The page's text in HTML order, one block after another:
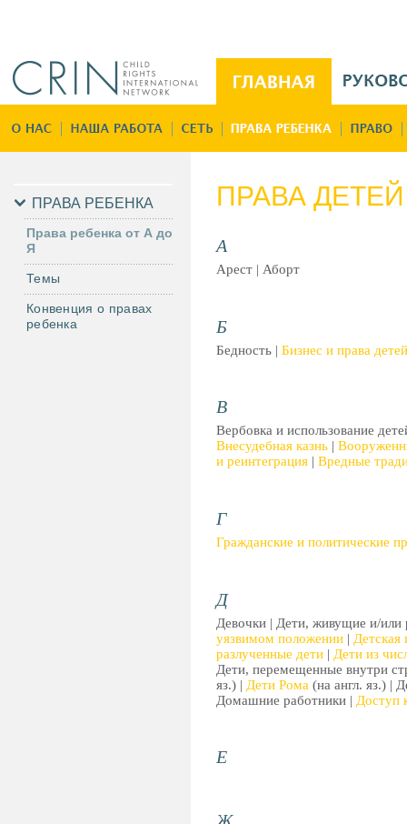
n
M
R
u
л
ПРАВА
А
Арест | Аборт
Б
Бедность | Бизнес и права детей
В
Вербовка и использование
Внесудебная казнь |
и реинтеграция | Вредные
Г
Гражданские и политические
Д
Девочки | Дети, живущие и/
уязвимом положении | Детская
разлученные дети | Дети из
Дети, перемещенные внутри
яз.) | Дети Рома (на англ. яз.) |
Домашние работники | Доступ
Е
ПРАВА РЕБЕНКА
Права ребенка от А до
Я
Темы
Конвенция о правах
ребенка